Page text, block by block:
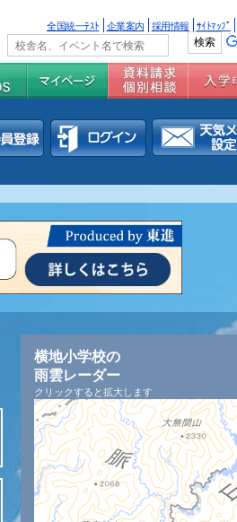
全国統一ﾃｽﾄ 企業案内 採用情報 ｻｲﾄﾏｯﾌﾟ
横地小学校の
雨雲レーダー
クリックすると拡大します